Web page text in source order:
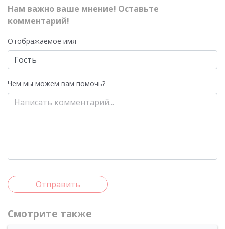
Нам важно ваше мнение! Оставьте
комментарий!
Отображаемое имя
Чем мы можем вам помочь?
Отправить
Смотрите также